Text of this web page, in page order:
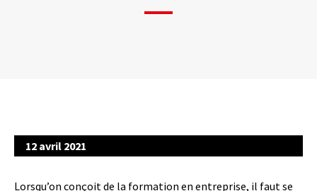
12 avril 2021
Lorsqu’on conçoit de la formation en entreprise, il faut se